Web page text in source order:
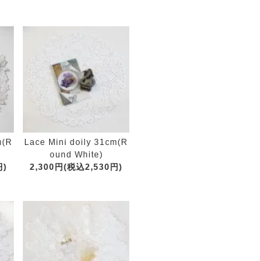
)
Lace Mini doily 31cm(R
ound White)
2,300円(税込2,530円)